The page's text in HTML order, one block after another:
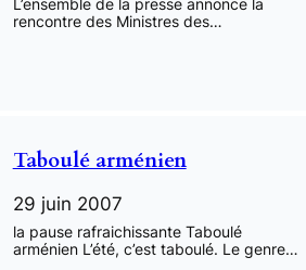
rencontre des Ministres des…
Taboulé arménien
29 juin 2007
la pause rafraichissante Taboulé
arménien L’été, c’est taboulé. Le genre…